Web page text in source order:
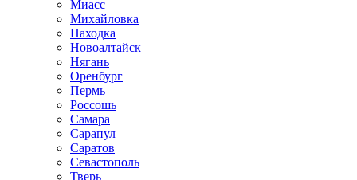
Миасс
Михайловка
Находка
Новоалтайск
Нягань
Оренбург
Пермь
Россошь
Самара
Сарапул
Саратов
Севастополь
Тверь